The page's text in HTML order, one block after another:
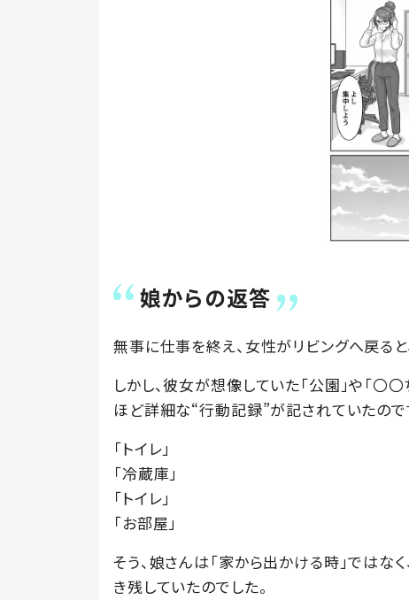
娘からの返答
無事に仕事を終え、女性がリビングへ戻る
しかし、彼女が想像していた「公園」や「〇
ほど詳細な“行動記録”が記されていたので
「トイレ」
「冷蔵庫」
「トイレ」
「お部屋」
そう、娘さんは「家から出かける時」ではな
き残していたのでした。